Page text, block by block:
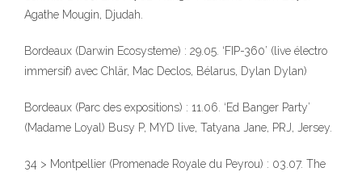
Agathe Mougin, Djudah.
Bordeaux (Darwin Ecosysteme) : 29.05. ‘FIP-360’ (live électro
immersif) avec Chlär, Mac Declos, Bélarus, Dylan Dylan)
Bordeaux (Parc des expositions) : 11.06. ‘Ed Banger Party’
(Madame Loyal) Busy P, MYD live, Tatyana Jane, PRJ, Jersey.
34 > Montpellier (Promenade Royale du Peyrou) : 03.07. The